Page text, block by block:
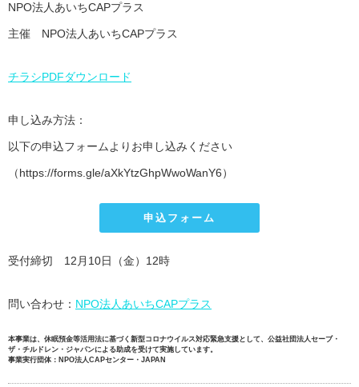
NPO法人あいちCAPプラス
主催 NPO法人あいちCAPプラス
チラシPDFダウンロード
申し込み方法：
以下の申込フォームよりお申し込みください
（https://forms.gle/aXkYtzGhpWwoWanY6）
申込フォーム
受付締切 12月10日（金）12時
問い合わせ： NPO法人あいちCAPプラス
本事業は、休眠預金等活用法に基づく新型コロナウイルス対応緊急支援として、公益社団法人セーブ・
ザ・チルドレン・ジャパンによる助成を受けて実施しています。
事業実行団体：NPO法人CAPセンター・JAPAN